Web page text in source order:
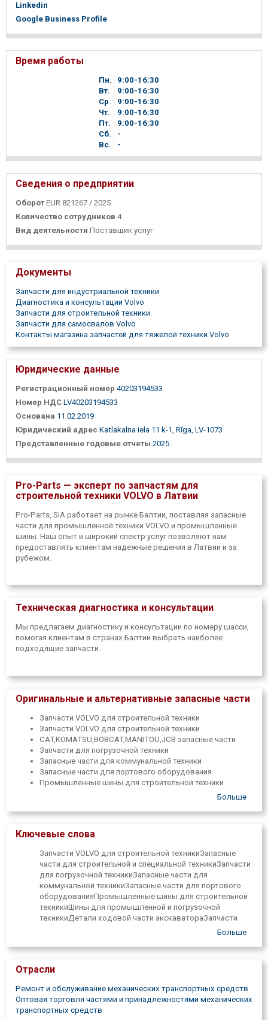
Linkedin
Google Business Profile
Время работы
Пн. 9 00-16 30
Вт.
9 00-16 30
Ср.
9 00-16 30
Чт.
9 00-16 30
Пт.
9 00-16 30
Сб.
-
Вc.
-
Сведения о предприятии
Оборот EUR 821267 / 2025
Количество сотрудников 4
Вид деятельности Поставщик услуг
Документы
Запчасти для индустриальной техники
Диагностика и консультации Volvo
Запчасти для строительной техники
Запчасти для самосвалов Volvo
Контакты магазина запчастей для тяжелой техники Volvo
Юридические данные
Регистрационный номер 40203194533
Номер НДС LV40203194533
Основана 11.02.2019
Юридический адрес Katlakalna iela 11 k-1, Rīga, LV-1073
Представленные годовые отчеты 2025
Pro-Parts — эксперт по запчастям для
строительной техники VOLVO в Латвии
Pro-Parts, SIA работает на рынке Балтии, поставляя запасные
части для промышленной техники VOLVO и промышленные
шины. Наш опыт и широкий спектр услуг позволяют нам
предоставлять клиентам надежные решения в Латвии и за
рубежом.
Техническая диагностика и консультации
Мы предлагаем диагностику и консультации по номеру шасси,
помогая клиентам в странах Балтии выбрать наиболее
подходящие запчасти.
Оригинальные и альтернативные запасные части
Запчасти VOLVO для строительной техники
Запчасти VOLVO для строительной техники
CAT,KOMATSU,BOBCAT,MANITOU,JCB запасные части
Запчасти для погрузочной техники
Запасные части для коммунальной техники
Запасные части для портового оборудования
Промышленные шины для строительной техники
Промышленные шины для погрузочной техники
Запасные части ходовой части экскаватора
конденсаторы
Турбокомпрессоры для двигателей строительной,
портовой и погрузочной техники
Запчасти для двигателя и трансмиссии
Запчасти для двигателей
Запасные части трансмиссии и мостов
Оборудование для морских портов
Больше
Ключевые слова
Запчасти VOLVO для строительной техникиЗапасные
части для строительной и специальной техникиЗапчасти
для погрузочной техникиЗапасные части для
коммунальной техникиЗапасные части для портового
оборудованияПромышленные шины для строительной
техникиШины для промышленной и погрузочной
техникиДетали ходовой части экскаватораЗапчасти
для экскаваторов VOLVOCAT, Запасные части для
ManitouKOBELCO, Запасные части для HITACHI и
TAKEUCHIЗапчасти для двигателя и трансмиссииPerkins,
части для промышленных двигателей ISUZU и
MITSUBISHIЗапасные части трансмиссии и
мостовЗапасные части для системы охлаждения(
Больше
Отрасли
Ремонт и обслуживание механических транспортных средств
Оптовая торговля частями и принадлежностями механических
транспортных средств